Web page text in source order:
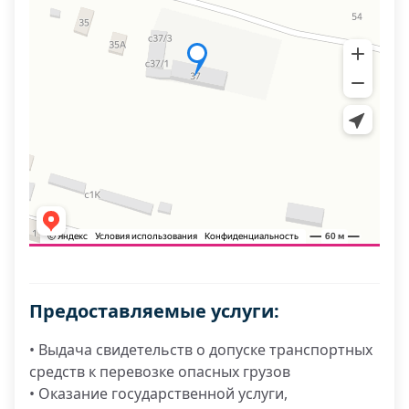
Предоставляемые услуги:
• Выдача свидетельств о допуске транспортных
средств к перевозке опасных грузов
• Оказание государственной услуги,